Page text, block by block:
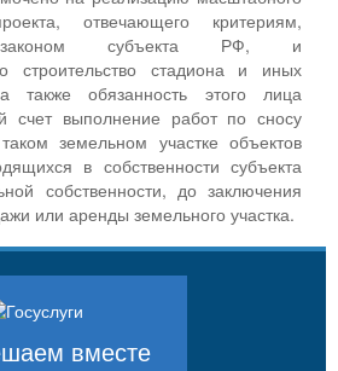
отвечающего критериям,
законом субъекта РФ, и
строительство стадиона и иных
также обязанность этого лица
счет выполнение работ по сносу
земельном участке объектов
в собственности субъекта
собственности, до заключения
или аренды земельного участка.
вместе